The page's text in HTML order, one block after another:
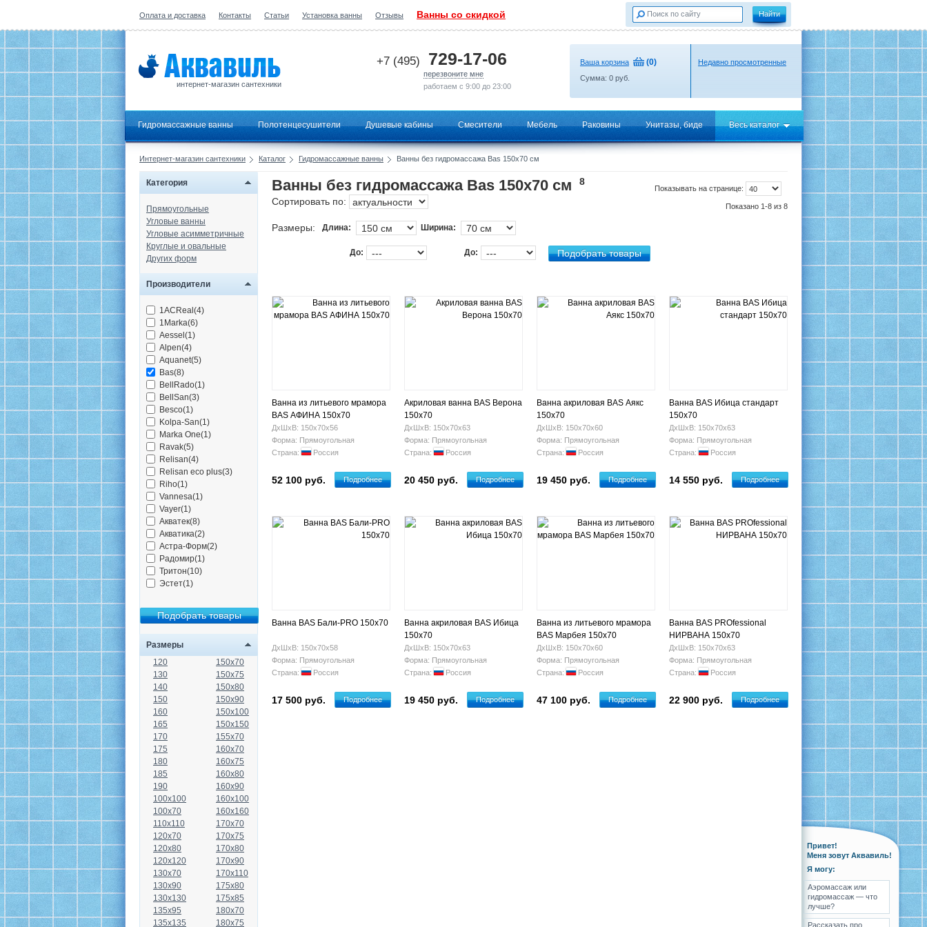
Оплата и доставка Контакты Статьи Установка ванны Отзывы Ванны со скидкой
интернет-магазин сантехники
+7 (495) 729-17-06
перезвоните мне
работаем с 9:00 до 23:00
Ваша корзина (0)
Сумма: 0 руб.
Недавно просмотренные
Гидромассажные ванны Полотенцесушители Душевые кабины Смесители Мебель Раковины Унитазы, биде Весь каталог
Интернет-магазин сантехники Каталог Гидромассажные ванны Ванны без гидромассажа Bas 150х70 см
Категория
Прямоугольные
Угловые ванны
Угловые асимметричные
Круглые и овальные
Других форм
Производители
1ACReal(4)
1Marka(6)
Aessel(1)
Alpen(4)
Aquanet(5)
Bas(8)
BellRado(1)
BellSan(3)
Besco(1)
Kolpa-San(1)
Marka One(1)
Ravak(5)
Relisan(4)
Relisan eco plus(3)
Riho(1)
Vannesa(1)
Vayer(1)
Акватек(8)
Акватика(2)
Астра-Форм(2)
Радомир(1)
Тритон(10)
Эстет(1)
Размеры
120
130
140
150
160
165
170
175
180
185
190
100x100
100x70
110x110
120x70
120x80
120x120
130x70
130x90
130x130
135x95
135x135
150x70
150x75
150x80
150x90
150x100
150x150
155x70
160x70
160x75
160x80
160x90
160x100
160x160
170x70
170x75
170x80
170x90
170x110
175x80
175x85
180x70
180x75
Показывать на странице:
Показано 1-8 из 8
Ванны без гидромассажа Bas 150х70 см
8
Сортировать по:
Размеры: Длина: Ширина:
До: До:
Ванна из литьевого мрамора
BAS АФИНА 150х70
ДхШхВ: 150х70х56
Форма: Прямоугольная
Страна:
Россия
52 100 руб. Подробнее
Акриловая ванна BAS Верона
150х70
ДхШхВ: 150х70х63
Форма: Прямоугольная
Страна:
Россия
20 450 руб. Подробнее
Ванна акриловая BAS Аякс
150х70
ДхШхВ: 150х70х60
Форма: Прямоугольная
Страна:
Россия
19 450 руб. Подробнее
Ванна BAS Ибица стандарт
150х70
ДхШхВ: 150х70х63
Форма: Прямоугольная
Страна:
Россия
14 550 руб. Подробнее
Ванна BAS Бали-PRO 150х70
ДхШхВ: 150х70х58
Форма: Прямоугольная
Страна:
Россия
17 500 руб. Подробнее
Ванна акриловая BAS Ибица
150х70
ДхШхВ: 150х70х63
Форма: Прямоугольная
Страна:
Россия
19 450 руб. Подробнее
Ванна из литьевого мрамора
BAS Марбея 150х70
ДхШхВ: 150х70х60
Форма: Прямоугольная
Страна:
Россия
47 100 руб. Подробнее
Ванна BAS PROfessional
НИРВАНА 150х70
ДхШхВ: 150х70х63
Форма: Прямоугольная
Страна:
Россия
22 900 руб. Подробнее
Привет!
Меня зовут Аквавиль!
Я могу:
Аэромассаж или
гидромассаж — что
лучше?
Рассказать про